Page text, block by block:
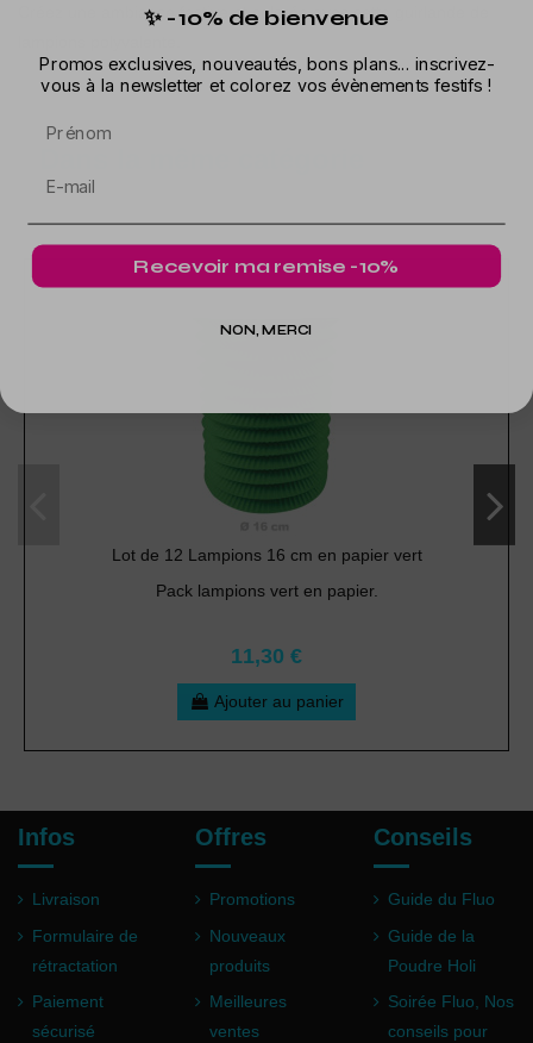
Créez une ambiance festive et colorée avec cette guirlande de
Lot de 12 Lampions 16 cm en papier vert
Pack lampions vert en papier.
11,30 €
Ajouter au panier
Infos
Livraison
Formulaire de
rétractation
Paiement
sécurisé
Offres
Promotions
Nouveaux
produits
Meilleures
ventes
Conseils
Guide du Fluo
Guide de la
Poudre Holi
Soirée Fluo, Nos
conseils pour
✨ -10% de bienvenue
Promos exclusives, nouveautés, bons plans... inscrivez-
vous à la newsletter et colorez vos évènements festifs !
Recevoir ma remise -10%
NON, MERCI